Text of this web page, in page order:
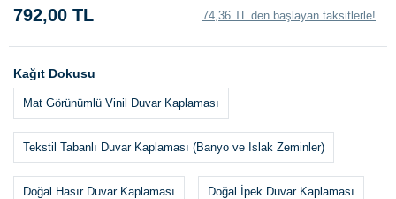
792,00 TL 74,36 TL den başlayan taksitlerle!
Kağıt Dokusu
Mat Görünümlü Vinil Duvar Kaplaması
Tekstil Tabanlı Duvar Kaplaması (Banyo ve Islak Zeminler)
Doğal Hasır Duvar Kaplaması Doğal İpek Duvar Kaplaması